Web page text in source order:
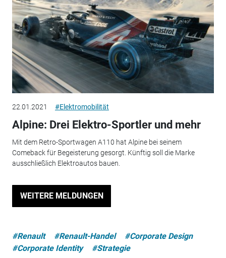
22.01.2021 #Elektromobilität
Alpine: Drei Elektro-Sportler und mehr
Mit dem Retro-Sportwagen A110 hat Alpine bei seinem
Comeback für Begeisterung gesorgt. Künftig soll die Marke
ausschließlich Elektroautos bauen.
WEITERE MELDUNGEN
#Renault #Renault-Handel
#Corporate Design
#Corporate Identity
#Strategie